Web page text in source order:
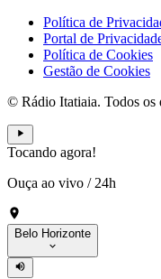
Política de
Portal de
Política de Cookies
Gestão de Cookies
© Rádio Itatiaia. Todos os
Tocando agora!
Ouça ao vivo / 24h
Belo Horizonte